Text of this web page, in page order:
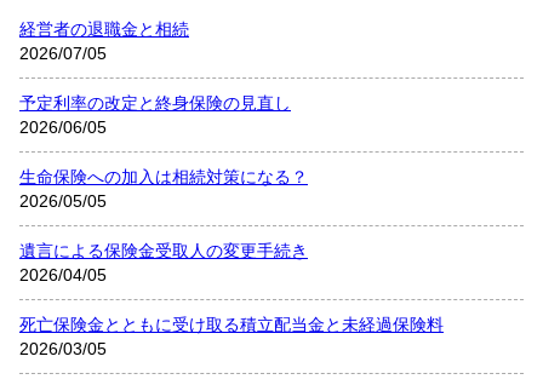
経営者の退職金と相続
2026/07/05
予定利率の改定と終身保険の見直し
2026/06/05
生命保険への加入は相続対策になる？
2026/05/05
遺言による保険金受取人の変更手続き
2026/04/05
死亡保険金とともに受け取る積立配当金と未経過保険料
2026/03/05